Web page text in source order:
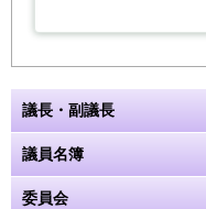
議長・副議長
議員名簿
委員会